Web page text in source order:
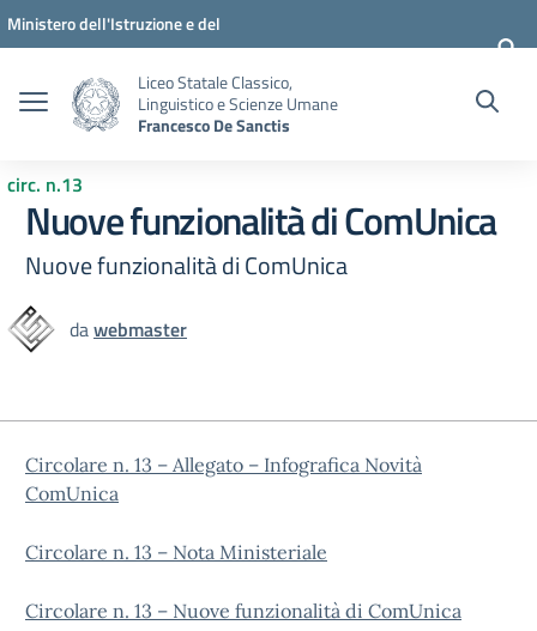
Vai ai contenuti
Vai al menu di navigazione
Vai al footer
Ministero dell'Istruzione e del
Liceo Statale Classico,
Linguistico e Scienze Umane
Francesco De Sanctis
circ. n.13
Nuove funzionalità di ComUnica
Nuove funzionalità di ComUnica
dawebmaster
Circolare n. 13 – Allegato – Infografica Novità
ComUnica
Circolare n. 13 – Nota Ministeriale
Circolare n. 13 – Nuove funzionalità di ComUnica